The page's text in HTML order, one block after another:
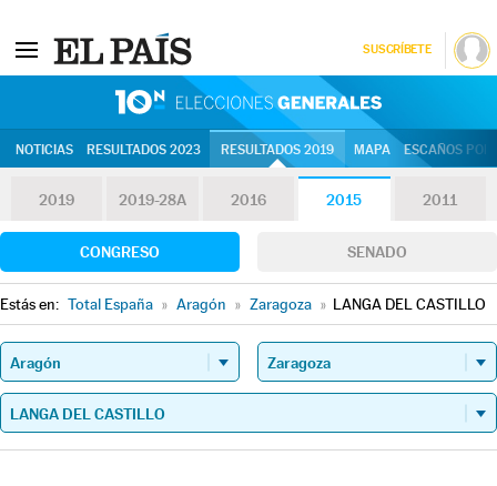
SUSCRÍBETE
NOTICIAS RESULTADOS 2023 RESULTADOS 2019 MAPA ESCAÑOS
2019 2019-28A 2016 2015 2011
CONGRESO SENADO
Estás en: Total España » Aragón » Zaragoza » LANGA DEL CASTILLO